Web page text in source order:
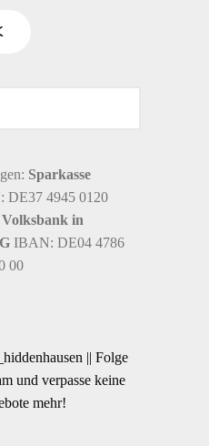
Sparkasse
DE37 4945 0120
Volksbank in
IBAN: DE04 4786
00
|| Folge
und verpasse keine
mehr!